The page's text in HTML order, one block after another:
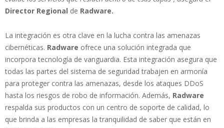
Director Regional de Radware.
La integración es otra clave en la lucha contra las amenazas
cibernéticas. Radware ofrece una solución integrada que
incorpora tecnología de vanguardia. Esta integración asegura que
todas las partes del sistema de seguridad trabajen en armonía
para proteger contra las amenazas, desde los ataques DDoS
hasta los riesgos de robo de información. Además, Radware
respalda sus productos con un centro de soporte de calidad, lo
que brinda a las empresas la tranquilidad de saber que están en